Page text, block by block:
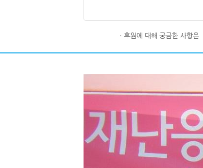
ㆍ후원에 대해 궁금한 사항은